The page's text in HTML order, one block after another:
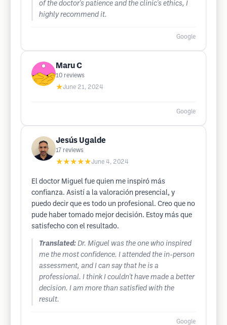
of the doctor's patience and the clinic's ethics, I
highly recommend it.
Google
Maru C
10 reviews
★June 21, 2024
Google
Jesús Ugalde
17 reviews
★★★★★June 4, 2024
El doctor Miguel fue quien me inspiró más
confianza. Asistí a la valoración presencial, y
puedo decir que es todo un profesional. Creo que no
pude haber tomado mejor decisión. Estoy más que
satisfecho con el resultado.
Translated: Dr. Miguel was the one who inspired
me the most confidence. I attended the in-person
assessment, and I can say that he is a
professional. I think I couldn't have made a better
decision. I am more than satisfied with the
result.
Google